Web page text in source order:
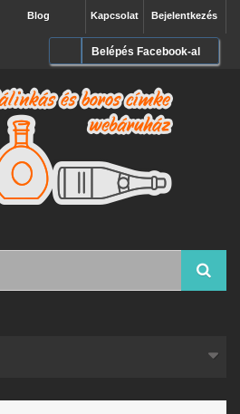
Bejelentkezés
Kapcsolat
Blog
Belépés Facebook-al